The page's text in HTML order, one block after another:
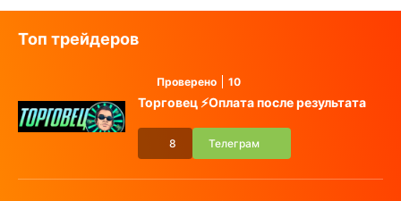
Топ трейдеров
Проверено 10
Торговец ⚡️Оплата после результата
8 Телеграм